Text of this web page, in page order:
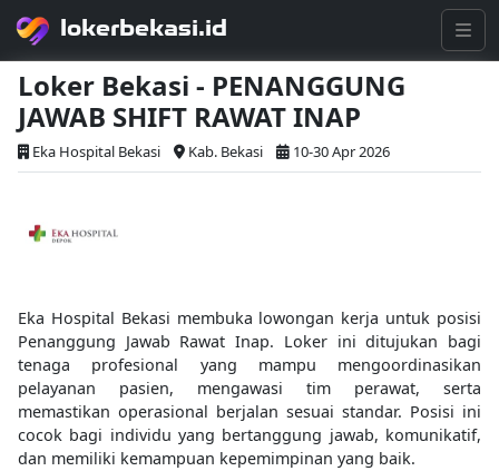
lokerbekasi.id
Loker Bekasi - PENANGGUNG
JAWAB SHIFT RAWAT INAP
Eka Hospital Bekasi Kab. Bekasi 10-30 Apr 2026
Eka Hospital Bekasi membuka lowongan kerja untuk posisi
Penanggung Jawab Rawat Inap. Loker ini ditujukan bagi
tenaga profesional yang mampu mengoordinasikan
pelayanan pasien, mengawasi tim perawat, serta
memastikan operasional berjalan sesuai standar. Posisi ini
cocok bagi individu yang bertanggung jawab, komunikatif,
dan memiliki kemampuan kepemimpinan yang baik.